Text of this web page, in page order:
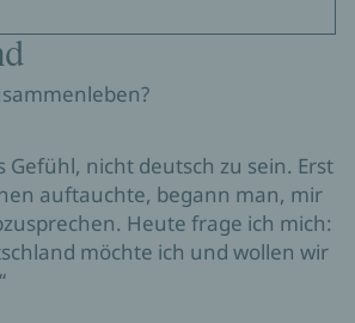
Gefühl, nicht deutsch zu sein. Erst
auftauchte, begann man, mir
Heute frage ich mich:
möchte ich und wollen wir